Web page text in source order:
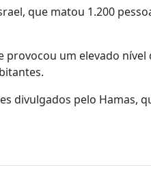
que matou 1.200
provocou um elevado nível
divulgados pelo Hamas,